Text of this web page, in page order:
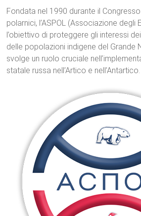
Fondata nel 1990 durante il
polarnici, l’ASPOL (Associazione degli
l’obiettivo di proteggere gli interessi
delle popolazioni indigene del Grande
svolge un ruolo cruciale
statale russa nell’Artico e nell’Antartico.